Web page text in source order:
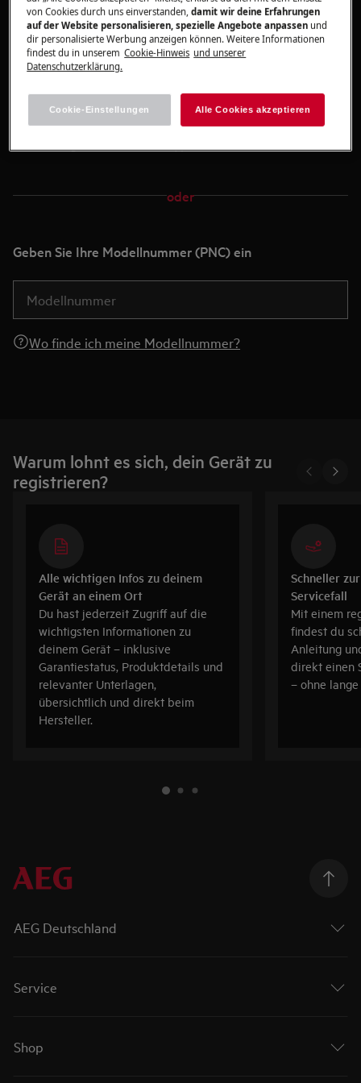
Geben Sie Ihre Modellnummer (PNC) ein
Wo finde ich meine Modellnummer?
oder
Foto hierher ziehen und ablegen oder
Warum lohnt es sich, dein Gerät zu
registrieren?
Alle wichtigen Infos zu deinem
Gerät an einem Ort
Du hast jederzeit Zugriff auf die
wichtigsten Informationen zu
deinem Gerät – inklusive
Garantiestatus, Produktdetails und
relevanter Unterlagen,
übersichtlich und direkt beim
Hersteller.
Schneller
Servicefall
Mit einem
findest du
Anleitung
direkt einen
– ohne
AEG Deutschland
Service
Shop
von Cookies durch uns einverstanden,damit wir deine Erfahrungen
auf der Website personalisieren, spezielle Angebote anpassen und
dir personalisierte Werbung anzeigen können. Weitere Informationen
findest du in unserem Cookie-Hinweis und unserer
Datenschutzerklärung.
Cookie-Einstellungen Alle Cookies akzeptieren